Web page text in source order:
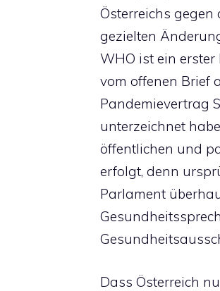
Österreichs gegen
gezielten
WHO ist ein
vom offenen Brief
Pandemievertrag
unterzeichnet
öffentlichen und
erfolgt, denn
Parlament
Dass Österreich